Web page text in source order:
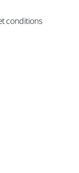
conditions